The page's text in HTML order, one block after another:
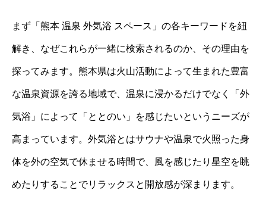
まず「熊本 温泉 外気浴 スペース」の各キーワードを紐
解き、なぜこれらが一緒に検索されるのか、その理由を
探ってみます。熊本県は火山活動によって生まれた豊富
な温泉資源を誇る地域で、温泉に浸かるだけでなく「外
気浴」によって「ととのい」を感じたいというニーズが
高まっています。外気浴とはサウナや温泉で火照った身
体を外の空気で休ませる時間で、風を感じたり星空を眺
めたりすることでリラックスと開放感が深まります。